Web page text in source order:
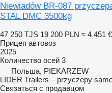
Niewiadów BR-087
STAL DMC 3500kg
47 250 TJS 19 200 PLN ≈ 4 451 €
Прицеп автовоз
2025
Количество осей 3
Польша, PIEKARZEW
LIDER Trailers – przyczepy
Связаться с продавцом